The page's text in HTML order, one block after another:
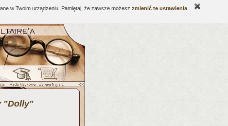
w Twoim urządzeniu. Pamiętaj, że zawsze możesz zmienić te ustawienia
"Dolly"